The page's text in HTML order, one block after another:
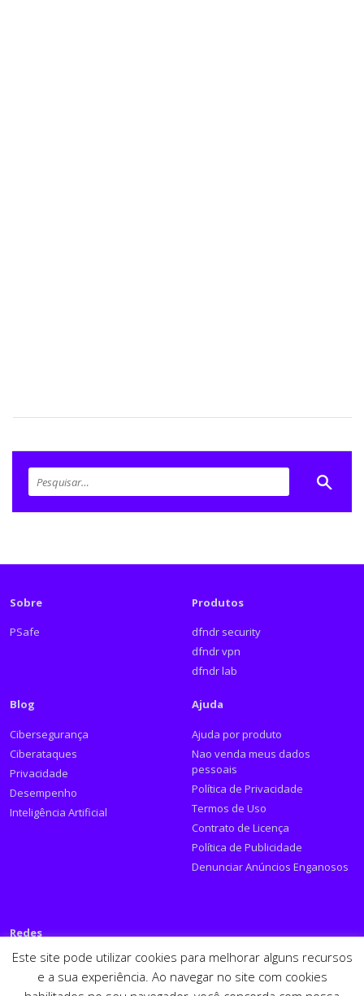
Sobre
PSafe
Produtos
dfndr security
dfndr vpn
dfndr lab
Blog
Cibersegurança
Ciberataques
Privacidade
Desempenho
Inteligência Artificial
Ajuda
Ajuda por produto
Nao venda meus dados
pessoais
Política de Privacidade
Termos de Uso
Contrato de Licença
Política de Publicidade
Denunciar Anúncios Enganosos
Redes
Siga a PSafe:
Este site pode utilizar cookies para melhorar alguns recursos
e a sua experiência. Ao navegar no site com cookies